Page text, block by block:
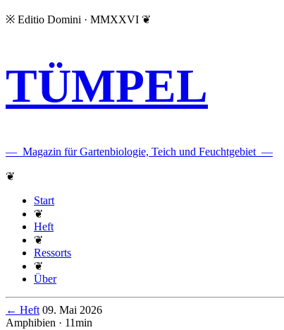
※ Editio Domini · MMXXVI ❦
TÜMPEL
— Magazin für Gartenbiologie, Teich und Feuchtgebiet —
❦
Start
❦
Heft
❦
Ressorts
❦
Über
← Heft 09. Mai 2026
Amphibien · 11min